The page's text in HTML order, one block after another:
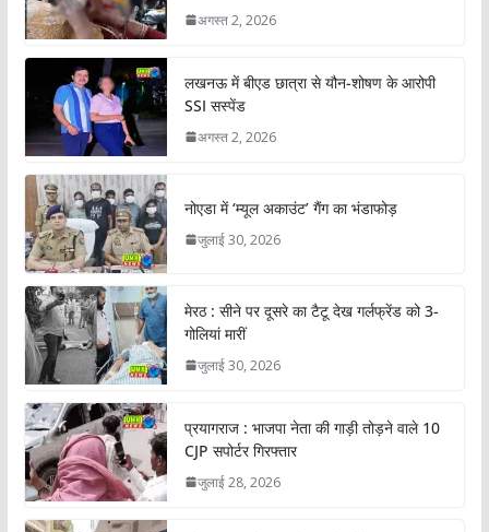
अगस्त 2, 2026
लखनऊ में बीएड छात्रा से यौन-शोषण के आरोपी
SSI सस्पेंड
अगस्त 2, 2026
नोएडा में ‘म्यूल अकाउंट’ गैंग का भंडाफोड़
जुलाई 30, 2026
मेरठ : सीने पर दूसरे का टैटू देख गर्लफ्रेंड को 3-
गोलियां मारीं
जुलाई 30, 2026
प्रयागराज : भाजपा नेता की गाड़ी तोड़ने वाले 10
CJP सपोर्टर गिरफ्तार
जुलाई 28, 2026